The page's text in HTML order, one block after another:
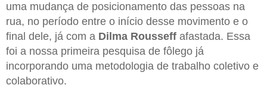
uma mudança de posicionamento das pessoas na
rua, no período entre o início desse movimento e o
final dele, já com a Dilma Rousseff afastada. Essa
foi a nossa primeira pesquisa de fôlego já
incorporando uma metodologia de trabalho coletivo e
colaborativo.